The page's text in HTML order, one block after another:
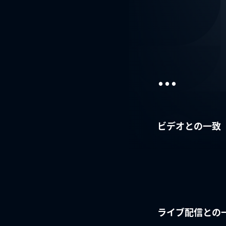
...
ビデオとの一致
ライブ配信との